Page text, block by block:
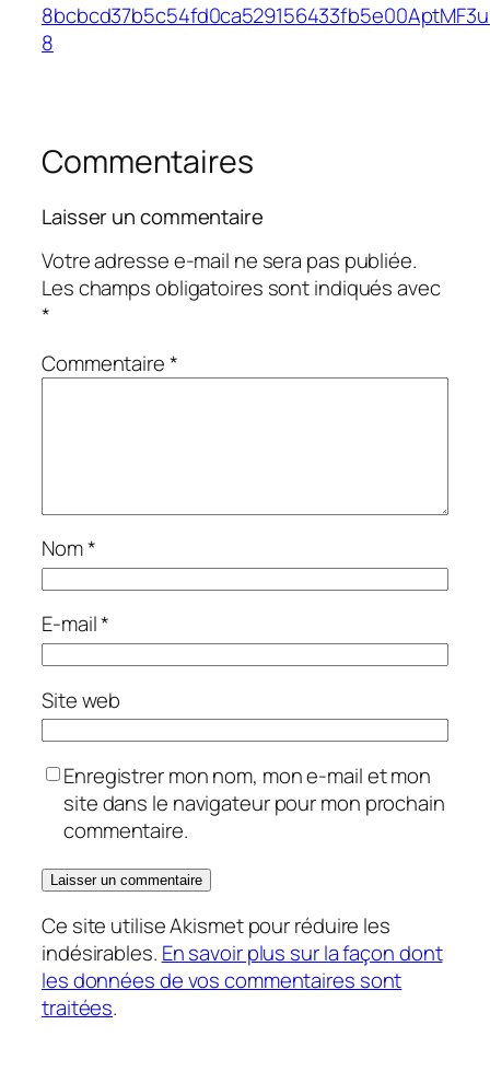
8
Commentaires
Laisser un commentaire
Votre adresse e-mail ne sera pas publiée.
Les champs obligatoires sont indiqués avec
*
Commentaire*
Nom*
E-mail*
Site web
Enregistrer mon nom, mon e-mail et mon
site dans le navigateur pour mon prochain
commentaire.
Ce site utilise Akismet pour réduire les
indésirables. En savoir plus sur la façon dont
les données de vos commentaires sont
traitées.